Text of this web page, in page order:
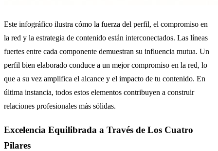
Este infográfico ilustra cómo la fuerza del perfil, el compromiso en
la red y la estrategia de contenido están interconectados. Las líneas
fuertes entre cada componente demuestran su influencia mutua. Un
perfil bien elaborado conduce a un mejor compromiso en la red, lo
que a su vez amplifica el alcance y el impacto de tu contenido. En
última instancia, todos estos elementos contribuyen a construir
relaciones profesionales más sólidas.
Excelencia Equilibrada a Través de Los Cuatro
Pilares